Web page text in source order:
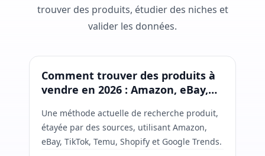
trouver des produits, étudier des niches et
valider les données.
Recherche produit
Comment trouver des produits à
vendre en 2026 : Amazon, eBay,
Une méthode actuelle de recherche produit,
étayée par des sources, utilisant Amazon,
eBay, TikTok, Temu, Shopify et Google Trends.